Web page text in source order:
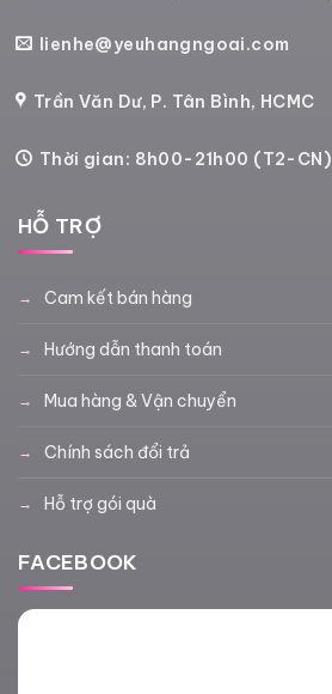
lienhe@yeuhangngoai.com
Trần Văn Dư, P. Tân Bình, HCMC
Thời gian: 8h00-21h00 (T2-CN)
HỖ TRỢ
Cam kết bán hàng
Hướng dẫn thanh toán
Mua hàng & Vận chuyển
Chính sách đổi trả
Hỗ trợ gói quà
FACEBOOK